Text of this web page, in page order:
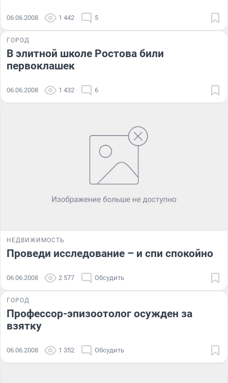
06.06.2008 1 442 5
ГОРОД
В элитной школе Ростова били
первоклашек
06.06.2008 1 432 6
НЕДВИЖИМОСТЬ
Проведи исследование – и спи спокойно
06.06.2008 2 577 Обсудить
ГОРОД
Профессор-эпизоотолог осужден за
взятку
06.06.2008 1 352 Обсудить